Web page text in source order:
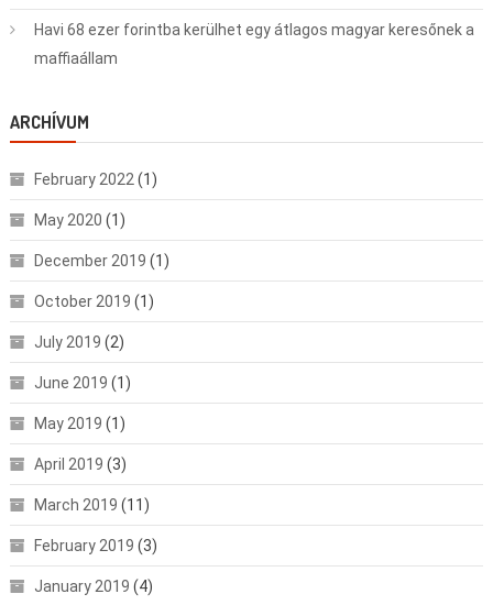
Havi 68 ezer forintba kerülhet egy átlagos magyar keresőnek a
maffiaállam
ARCHÍVUM
February 2022(1)
May 2020 (1)
December 2019 (1)
October 2019 (1)
July 2019 (2)
June 2019 (1)
May 2019 (1)
April 2019 (3)
March 2019 (11)
February 2019 (3)
January 2019 (4)